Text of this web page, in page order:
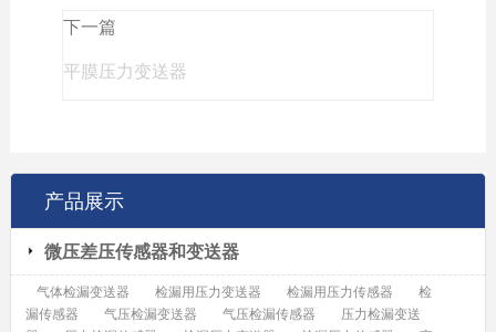
下一篇
平膜压力变送器
产品展示
微压差压传感器和变送器
气体检漏变送器 检漏用压力变送器 检漏用压力传感器
检
漏传感器
气压检漏变送器 气压检漏传感器
压力检漏变送